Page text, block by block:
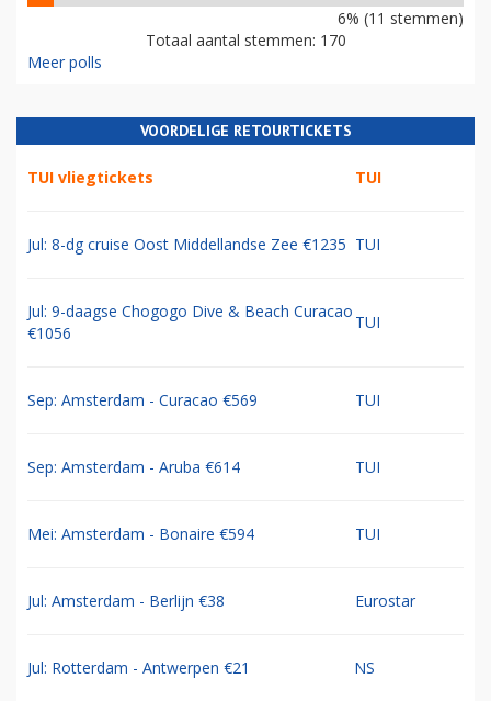
6% (11 stemmen)
Totaal aantal stemmen: 170
Meer polls
VOORDELIGE RETOURTICKETS
TUI vliegtickets TUI
Jul: 8-dg cruise Oost Middellandse Zee €1235 TUI
Jul: 9-daagse Chogogo Dive & Beach Curacao
€1056
TUI
Sep: Amsterdam - Curacao €569 TUI
Sep: Amsterdam - Aruba €614 TUI
Mei: Amsterdam - Bonaire €594 TUI
Jul: Amsterdam - Berlijn €38 Eurostar
Jul: Rotterdam - Antwerpen €21 NS